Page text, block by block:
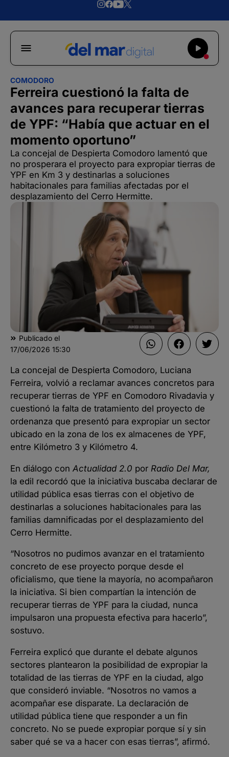
COMODORO
Ferreira cuestionó la falta de
avances para recuperar tierras
de YPF: “Había que actuar en el
momento oportuno”
La concejal de Despierta Comodoro lamentó que
no prosperara el proyecto para expropiar tierras de
YPF en Km 3 y destinarlas a soluciones
habitacionales para familias afectadas por el
desplazamiento del Cerro Hermitte.
Publicado el
17/06/2026 15:30
La concejal de Despierta Comodoro, Luciana
Ferreira, volvió a reclamar avances concretos para
recuperar tierras de YPF en Comodoro Rivadavia y
cuestionó la falta de tratamiento del proyecto de
ordenanza que presentó para expropiar un sector
ubicado en la zona de los ex almacenes de YPF,
entre Kilómetro 3 y Kilómetro 4.
En diálogo con Actualidad 2.0 por Radio Del Mar,
la edil recordó que la iniciativa buscaba declarar de
utilidad pública esas tierras con el objetivo de
destinarlas a soluciones habitacionales para las
familias damnificadas por el desplazamiento del
Cerro Hermitte.
“Nosotros no pudimos avanzar en el tratamiento
concreto de ese proyecto porque desde el
oficialismo, que tiene la mayoría, no acompañaron
la iniciativa. Si bien compartían la intención de
recuperar tierras de YPF para la ciudad, nunca
impulsaron una propuesta efectiva para hacerlo”,
sostuvo.
Ferreira explicó que durante el debate algunos
sectores plantearon la posibilidad de expropiar la
totalidad de las tierras de YPF en la ciudad, algo
que consideró inviable. “Nosotros no vamos a
acompañar ese disparate. La declaración de
utilidad pública tiene que responder a un fin
concreto. No se puede expropiar porque sí y sin
saber qué se va a hacer con esas tierras”, afirmó.